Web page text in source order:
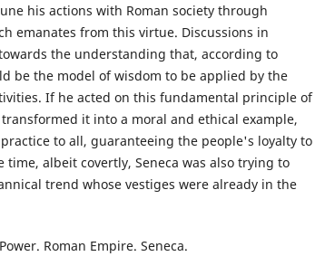
his actions with Roman society through
emanates from this virtue. Discussions in
the understanding that, according to
be the model of wisdom to be applied by the
If he acted on this fundamental principle of
it into a moral and ethical example,
to all, guaranteeing the people's loyalty to
albeit covertly, Seneca was also trying to
trend whose vestiges were already in the
Roman Empire. Seneca.